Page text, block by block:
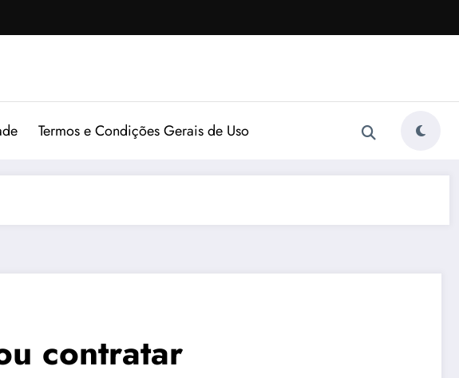
Termos e Condições Gerais de Uso
contratar